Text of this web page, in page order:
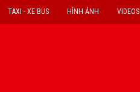
VIDEOS
HÌNH ẢNH
TAXI - XE BUS